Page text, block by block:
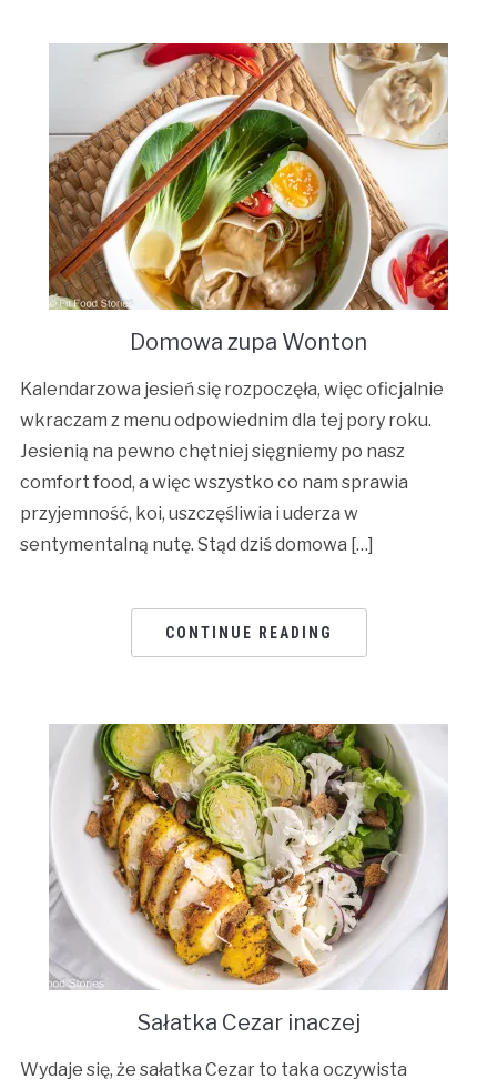
Domowa zupa Wonton
Kalendarzowa jesień się rozpoczęła, więc oficjalnie
wkraczam z menu odpowiednim dla tej pory roku.
Jesienią na pewno chętniej sięgniemy po nasz
comfort food, a więc wszystko co nam sprawia
przyjemność, koi, uszczęśliwia i uderza w
sentymentalną nutę. Stąd dziś domowa […]
CONTINUE READING
Sałatka Cezar inaczej
Wydaje się, że sałatka Cezar to taka oczywista